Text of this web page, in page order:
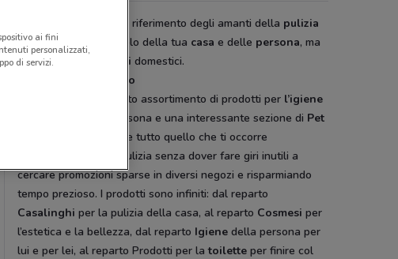
è il punto di riferimento degli amanti della pulizia
edell'igiene e non solo della tua casa e delle persona, ma
anche dei tuoi
animali domestici.
L'igiene prima di tutto
offre un vasto assortimento di prodotti per l’igiene
della casa e della persona e una interessante sezione di Pet
. Qui puoi trovare tutto quello che ti occorre
giornalmente per la pulizia senza dover fare giri inutili a
cercare promozioni sparse in diversi negozi e risparmiando
tempo prezioso. I prodotti sono infiniti: dal reparto
Casalinghi per la pulizia della casa, al reparto Cosmesi per
l’estetica e la bellezza, dal reparto Igiene della persona per
lui e per lei, al reparto Prodotti per latoilette per finire col
ai fini
personalizzati,
di servizi.